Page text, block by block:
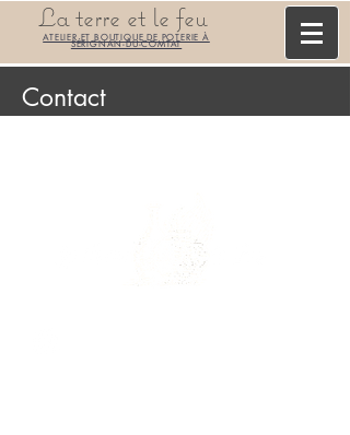
La terre et le feu
ATELIER ET BOUTIQUE DE POTERIE À
SÉRIGNAN-DU-COMTAT
Contact